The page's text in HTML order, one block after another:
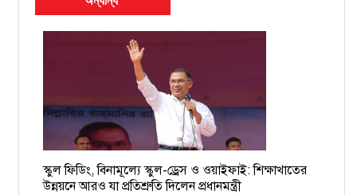
বিমানবন্দরে আটক বাধ্যতামূলক অবসরপ্রাপ্ত সচিব ইসমাইল
চাঁদাবাজের তালিকা হচ্ছে, দুই-তিনদিনের মধ্যে গ্রেপ্তার শুরু: ডিএমপি
১৯ বাংলাদেশি নাবিকের বিরুদ্ধে গ্রেপ্তারি পরোয়ানা
ময়মনসিংহের সমন্বয়ক আশিকুরকে হত্যার হুমকি, থানায় জিডি
স্কুল ফিডিং, বিনামূল্যে স্কুল-ড্রেস ও ওয়াইফাই: শিক্ষাখাতের
উন্নয়নে আরও যা প্রতিশ্রুতি দিলেন প্রধানমন্ত্রী